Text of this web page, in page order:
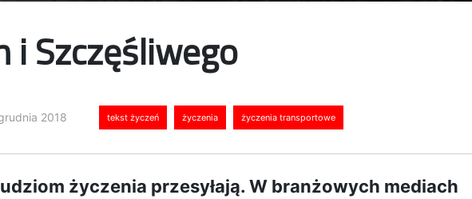
i Szczęśliwego
2018 tekst życzeń życzenia życzenia transportowe
życzenia przesyłają. W branżowych mediach